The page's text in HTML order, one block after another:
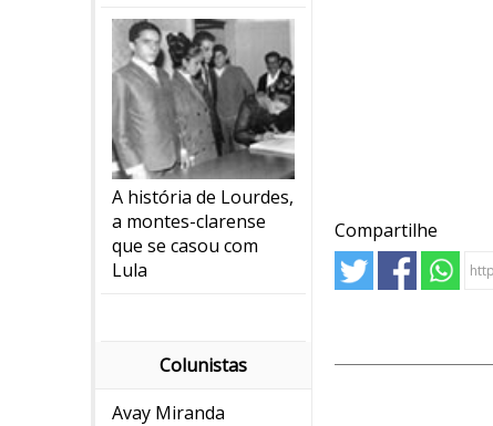
A história de Lourdes,
a montes-clarense
que se casou com
Lula
Colunistas
Avay Miranda
Compartilhe